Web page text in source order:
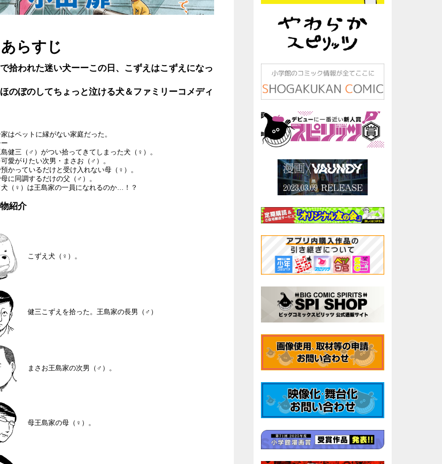
あらすじ
拾われた迷い犬ーーこの日、こずえはこずえになっ
のぼのしてちょっと泣ける犬＆ファミリーコメディ
はペットに縁がない家庭だった。
健三（♂）がつい拾ってきてしまった犬（♀）。
愛がりたい次男・まさお（♂）。
かっているだけと受け入れない母（♀）。
に同調するだけの父（♂）。
（♀）は王島家の一員になれるのか…！？
紹介
こずえ 犬（♀）。
健三こずえを拾った。王島家の長男（♂）
まさお王島家の次男（♂）。
母王島家の母（♀）。